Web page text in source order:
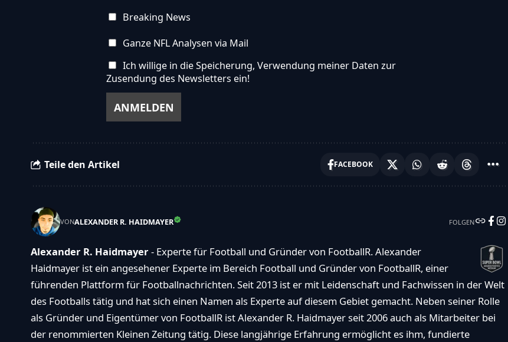
Breaking News
Ganze NFL Analysen via Mail
Ich willige in die Speicherung, Verwendung meiner Daten zur
Zusendung des Newsletters ein!
Teile den Artikel FACEBOOK
VONALEXANDER R. HAIDMAYER FOLGEN
Alexander R. Haidmayer- Experte für Football und Gründer von FootballR. Alexander
Haidmayer ist ein angesehener Experte im Bereich Football und Gründer von FootballR, einer
führenden Plattform für Footballnachrichten. Seit 2013 ist er mit Leidenschaft und Fachwissen in der Welt
des Footballs tätig und hat sich einen Namen als Experte auf diesem Gebiet gemacht. Neben seiner Rolle
als Gründer und Eigentümer von FootballR ist Alexander R. Haidmayer seit 2006 auch als Mitarbeiter bei
der renommierten Kleinen Zeitung tätig. Diese langjährige Erfahrung ermöglicht es ihm, fundierte